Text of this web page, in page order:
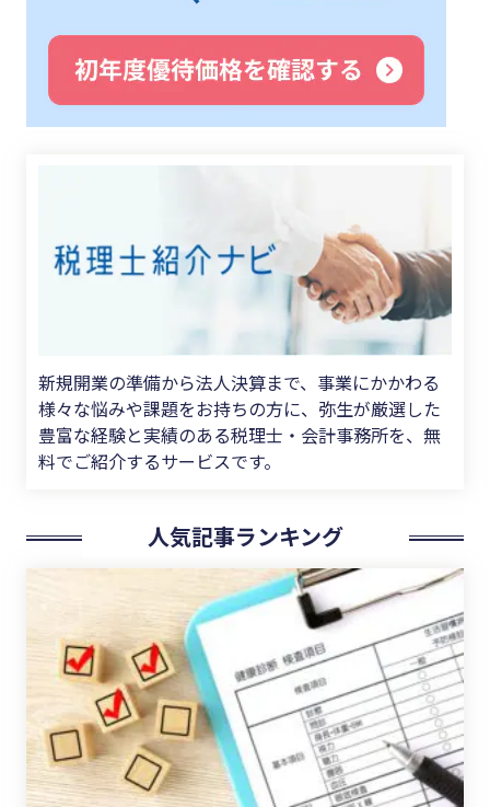
新規開業の準備から法人決算まで、事業にかかわる
様々な悩みや課題をお持ちの方に、弥生が厳選した
豊富な経験と実績のある税理士・会計事務所を、無
料でご紹介するサービスです。
人気記事ランキング